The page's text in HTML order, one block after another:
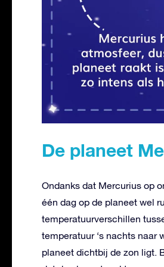
De planeet
Ondanks dat Mercurius op
één dag op de planeet wel
temperatuurverschillen
temperatuur ‘s nachts naar
planeet dichtbij de zon ligt.